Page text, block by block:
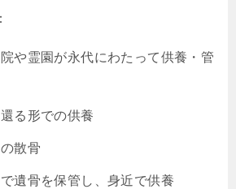
院や霊園が永代にわたって供養・管
還る形での供養
散骨
で遺骨を保管し、身近で供養